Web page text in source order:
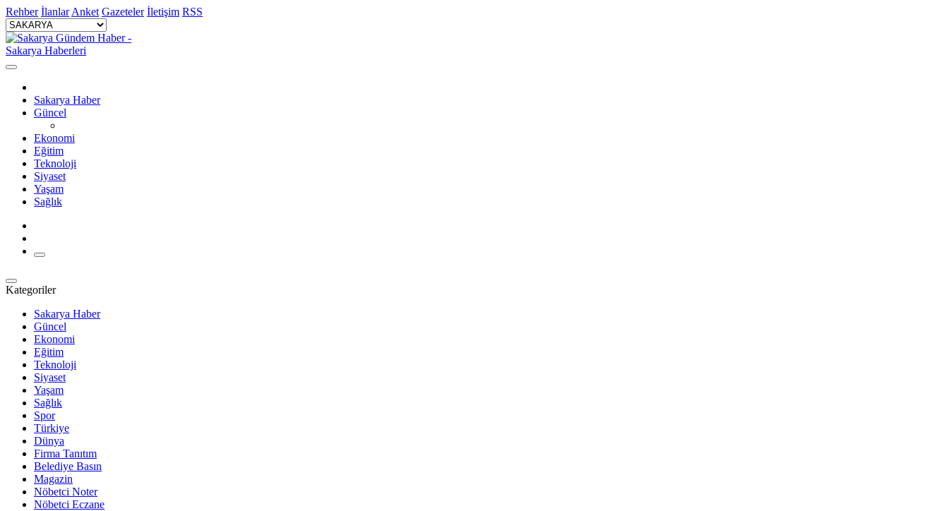
Rehber İlanlar Anket Gazeteler İletişim RSS
Sakarya Haber
Güncel
Ekonomi
Eğitim
Teknoloji
Siyaset
Yaşam
Sağlık
Kategoriler
Sakarya Haber
Güncel
Ekonomi
Eğitim
Teknoloji
Siyaset
Yaşam
Sağlık
Spor
Türkiye
Dünya
Firma Tanıtım
Belediye Basın
Magazin
Nöbetci Noter
Nöbetci Eczane